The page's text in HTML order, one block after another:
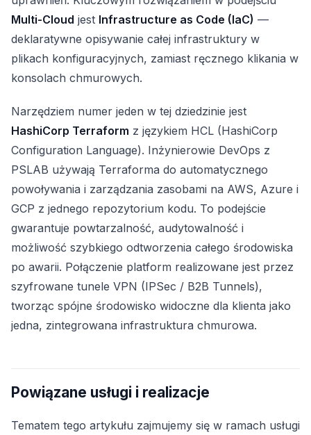
Multi-Cloud jest Infrastructure as Code (IaC) —
deklaratywne opisywanie całej infrastruktury w
plikach konfiguracyjnych, zamiast ręcznego klikania w
konsolach chmurowych.
Narzędziem numer jeden w tej dziedzinie jest
HashiCorp Terraform z językiem HCL (HashiCorp
Configuration Language). Inżynierowie DevOps z
PSLAB używają Terraforma do automatycznego
powoływania i zarządzania zasobami na AWS, Azure i
GCP z jednego repozytorium kodu. To podejście
gwarantuje powtarzalność, audytowalność i
możliwość szybkiego odtworzenia całego środowiska
po awarii. Połączenie platform realizowane jest przez
szyfrowane tunele VPN (IPSec / B2B Tunnels),
tworząc spójne środowisko widoczne dla klienta jako
jedna, zintegrowana infrastruktura chmurowa.
Powiązane usługi i realizacje
Tematem tego artykułu zajmujemy się w ramach usługi